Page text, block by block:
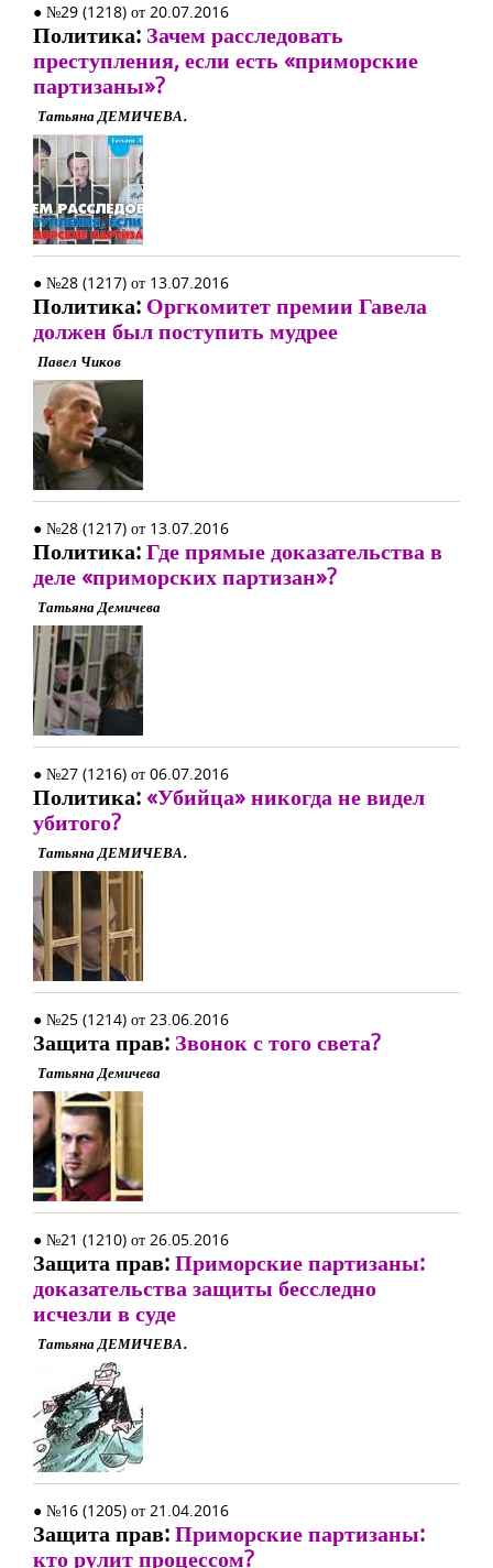
● №29 (1218) от 20.07.2016
Политика: Зачем расследовать
преступления, если есть «приморские
партизаны»?
Татьяна ДЕМИЧЕВА.
● №28 (1217) от 13.07.2016
Политика: Оргкомитет премии Гавела
должен был поступить мудрее
Павел Чиков
● №28 (1217) от 13.07.2016
Политика:Где прямые доказательства в
деле «приморских партизан»?
Татьяна Демичева
● №27 (1216) от 06.07.2016
Политика:«Убийца» никогда не видел
убитого?
Татьяна ДЕМИЧЕВА.
● №25 (1214) от 23.06.2016
Защита прав: Звонок с того света?
Татьяна Демичева
● №21 (1210) от 26.05.2016
Защита прав:Приморские партизаны:
доказательства защиты бесследно
исчезли в суде
Татьяна ДЕМИЧЕВА.
● №16 (1205) от 21.04.2016
Защита прав:Приморские партизаны:
кто рулит процессом?